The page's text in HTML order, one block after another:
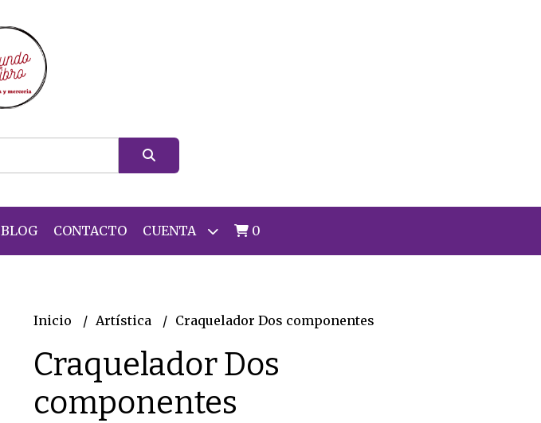
BLOG CONTACTO CUENTA 0
Inicio Artística Craquelador Dos componentes
Craquelador Dos
componentes